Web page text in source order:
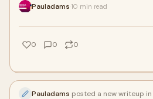
Pauladams 10 min read
0 0 0
Pauladams posted a new writeup in